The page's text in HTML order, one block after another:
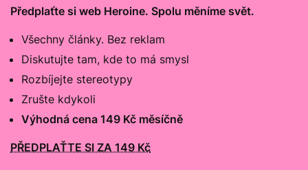
Předplaťte si web Heroine. Spolu měníme svět.
Všechny články. Bez reklam
Diskutujte tam, kde to má smysl
Rozbíjejte stereotypy
Zrušte kdykoli
Výhodná cena 149 Kč měsíčně
PŘEDPLAŤTE SI ZA 149 Kč